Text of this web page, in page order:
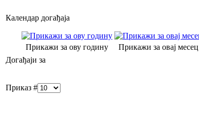
Календар догађаја
Прикажи за ову годину Прикажи за овај месец
Догађаји за
Приказ #